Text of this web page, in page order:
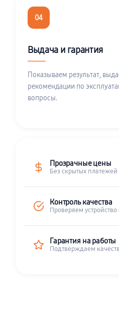
04
Выдача и гарантия
Показываем результат,
рекомендации по
вопросы.
Прозрачные цены
Без скрытых платежей
Контроль качества
Проверяем
Гарантия на работы
Подтверждаем